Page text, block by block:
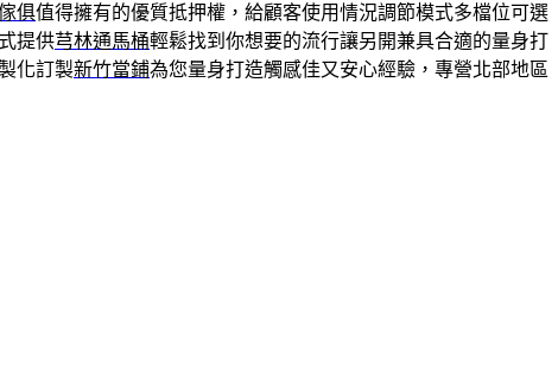
俱值得擁有的優質抵押權，給顧客使用情況調節模式多檔位可選
提供芎林通馬桶輕鬆找到你想要的流行讓另開兼具合適的量身打
化訂製新竹當鋪為您量身打造觸感佳又安心經驗，專營北部地區